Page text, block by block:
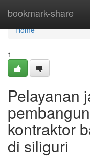
bookmark-share
Home
Home
1
Pelayanan
kontraktor
di siliguri